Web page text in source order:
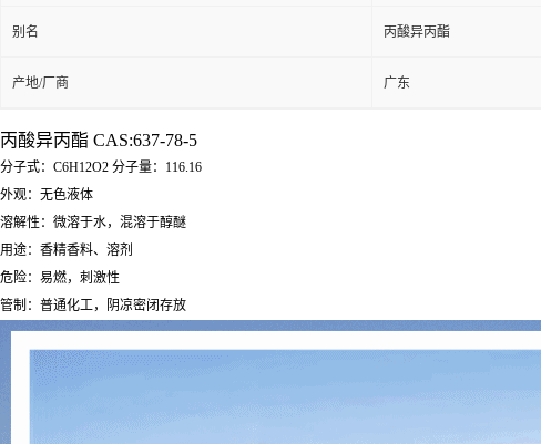
别名 丙酸异丙酯
产地/厂商 广东
丙酸异丙酯 CAS:637-78-5
分子式：C6H12O2 分子量：116.16
外观：无色液体
溶解性：微溶于水，混溶于醇醚
用途：香精香料、溶剂
危险：易燃，刺激性
管制：普通化工，阴凉密闭存放